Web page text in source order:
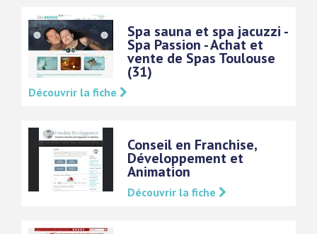
Spa sauna et spa jacuzzi -
Spa Passion - Achat et
vente de Spas Toulouse
(31)
Découvrir la fiche
Conseil en Franchise,
Développement et
Animation
Découvrir la fiche